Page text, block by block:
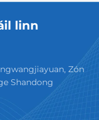
linn
Zón
Shandong